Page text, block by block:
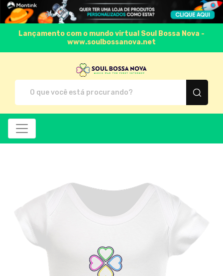
Lançamento com o mundo virtual Soul Bossa Nova -
www.soulbossanova.net